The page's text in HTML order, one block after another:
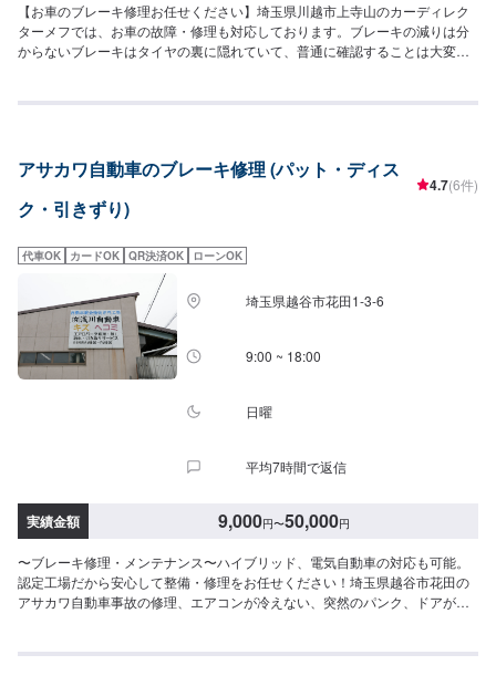
【お車のブレーキ修理お任せください】埼玉県川越市上寺山のカーディレク
ターメフでは、お車の故障・修理も対応しております。ブレーキの減りは分
からないブレーキはタイヤの裏に隠れていて、普通に確認することは大変な
「ゴォー」という音がしはじめます。これは大変に危険ですので早めの交換
客様のトータルカーライフをサポート。まずはお気軽にご相談ください！
【パーツについて】パーツの持ち込み・ご購入も可能です。ご希望のお客様
は車種情報と、持ち込み・ご購入希望の旨をオファー備考欄にご記載くださ
負担となります【営業時間・定休日】営業時間:9:00〜20:00定休日
アサカワ自動車のブレーキ修理 (パット・ディス
ク・引きずり)
4.7(6件)
代車OK カードOK QR決済OK ローンOK
埼玉県越谷市花田1-3-6
9:00 ~ 18:00
日曜
平均7時間で返信
実績金額 9,000円〜50,000円
〜ブレーキ修理・メンテナンス〜ハイブリッド、電気自動車の対応も可能。
認定工場だから安心して整備・修理をお任せください！埼玉県越谷市花田の
アサカワ自動車事故の修理、エアコンが冷えない、突然のパンク、ドアが開
どんなことでもお気軽にご相談ください。【作業実績】トヨタノア14,850円